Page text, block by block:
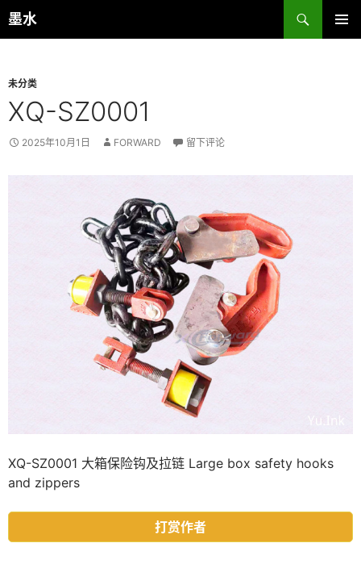
跳
至
墨水
搜
索
未分类
XQ-SZ0001
2025年10月1日 FORWARD 留下评论
XQ-SZ0001 大箱保险钩及拉链 Large box safety hooks
and zippers
打赏作者